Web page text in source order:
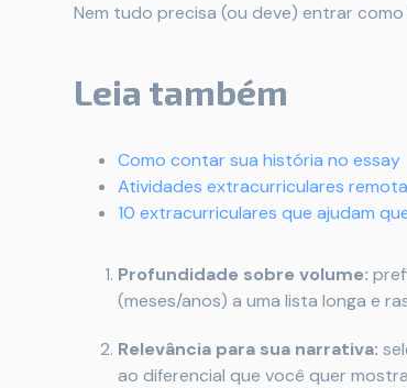
Nem tudo precisa (ou deve) entrar como
Leia também
Como contar sua história no essay
Atividades extracurriculares
10 extracurriculares que ajudam
Profundidade sobre volume:
(meses/anos) a uma lista longa e
Relevância para sua narrativa:
ao diferencial que você quer